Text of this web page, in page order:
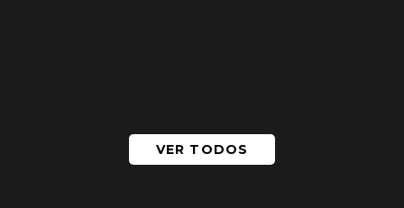
VER TODOS